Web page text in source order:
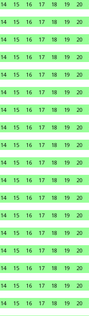
14 15 16 17 18 19 20
14 15 16 17 18 19 20
14 15 16 17 18 19 20
14 15 16 17 18 19 20
14 15 16 17 18 19 20
14 15 16 17 18 19 20
14 15 16 17 18 19 20
14 15 16 17 18 19 20
14 15 16 17 18 19 20
14 15 16 17 18 19 20
14 15 16 17 18 19 20
14 15 16 17 18 19 20
14 15 16 17 18 19 20
14 15 16 17 18 19 20
14 15 16 17 18 19 20
14 15 16 17 18 19 20
14 15 16 17 18 19 20
14 15 16 17 18 19 20